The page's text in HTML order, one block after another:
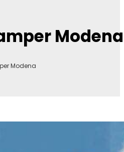
Modena
Modena